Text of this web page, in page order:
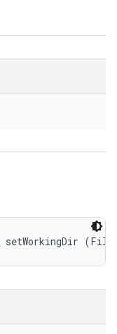
setWorkingDir